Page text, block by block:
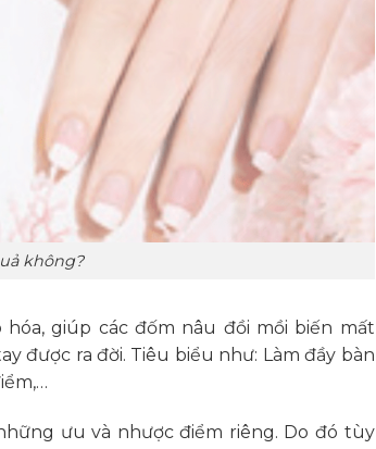
không?
giúp các đốm nâu đồi mồi biến mất
được ra đời. Tiêu biểu như: Làm đầy bàn
ưu và nhược điểm riêng. Do đó tùy